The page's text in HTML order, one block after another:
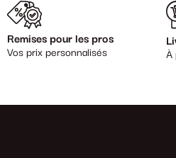
Remises pour les pros
Vos prix personnalisés À